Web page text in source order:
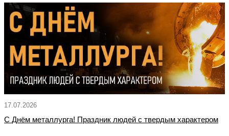
17.07.2026
С Днём металлурга! Праздник людей с твердым характером